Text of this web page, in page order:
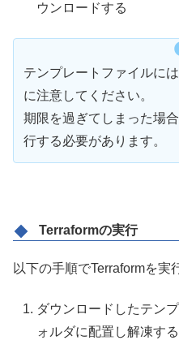
ウンロードする
テンプレートファイルに
に注意してください。
期限を過ぎてしまった場
行する必要があります。
Terraformの実行
以下の手順でTerraformを実
ダウンロードしたテン
ォルダに配置し解凍する